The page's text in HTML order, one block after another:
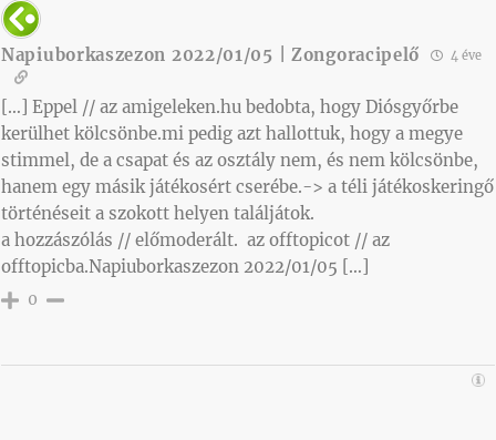
Napiuborkaszezon 2022/01/05 | Zongoracipelő 4 éve
[…] Eppel // az amigeleken.hu bedobta, hogy Diósgyőrbe
kerülhet kölcsönbe.mi pedig azt hallottuk, hogy a megye
stimmel, de a csapat és az osztály nem, és nem kölcsönbe,
hanem egy másik játékosért cserébe.-> a téli játékoskeringő
történéseit a szokott helyen találjátok.
a hozzászólás // előmoderált. az offtopicot // az
offtopicba.Napiuborkaszezon 2022/01/05 […]
0